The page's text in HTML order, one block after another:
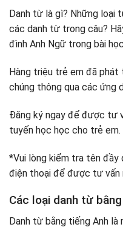
Các chương trình ở
Danh từ là gì? Những
các danh từ trong câu?
đình Anh Ngữ trong bài
Hàng triệu trẻ em đã phát
chúng thông qua các ứng
Đăng ký ngay để được tư
tuyến học học cho trẻ em.
*Vui lòng kiểm tra tên đầy
điện thoại để được tư vấn
Các loại danh từ
Danh từ bằng tiếng Anh